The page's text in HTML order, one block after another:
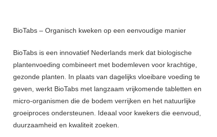
BioTabs – Organisch kweken op een eenvoudige manier
BioTabs is een innovatief Nederlands merk dat biologische
plantenvoeding combineert met bodemleven voor krachtige,
gezonde planten. In plaats van dagelijks vloeibare voeding te
geven, werkt BioTabs met langzaam vrijkomende tabletten en
micro-organismen die de bodem verrijken en het natuurlijke
groeiproces ondersteunen. Ideaal voor kwekers die eenvoud,
duurzaamheid en kwaliteit zoeken.